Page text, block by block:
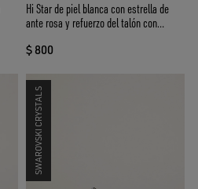
Hi Star de piel blanca con estrella de
ante rosa y refuerzo del talón con
$ 800
SWAROVSKI CRYSTALS